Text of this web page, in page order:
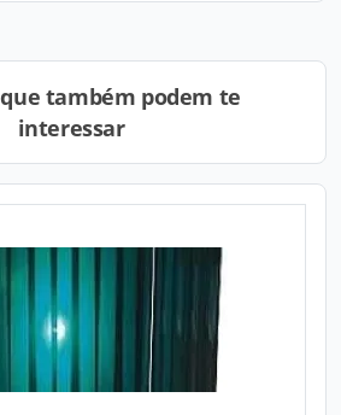
também podem te
interessar